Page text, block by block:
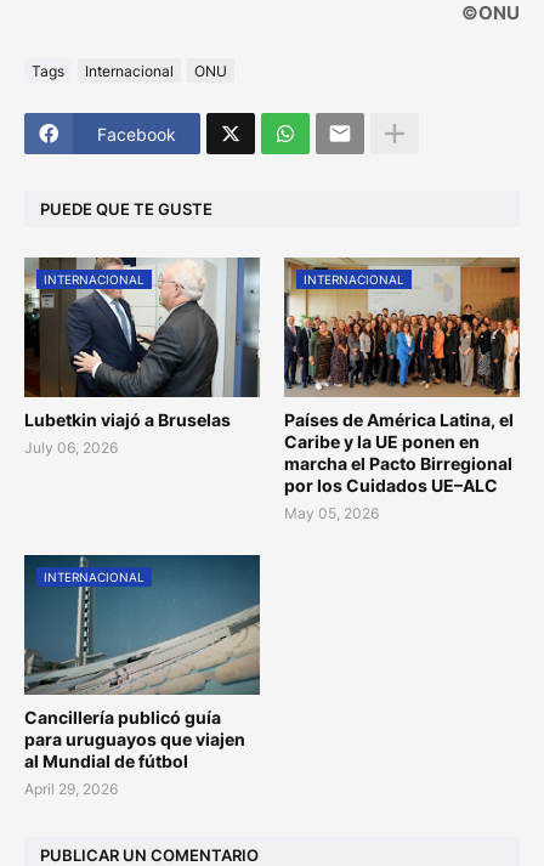
©ONU
Tags Internacional ONU
Facebook
PUEDE QUE TE GUSTE
INTERNACIONAL
Lubetkin viajó a Bruselas
July 06, 2026
INTERNACIONAL
Países de América Latina, el
Caribe y la UE ponen en
marcha el Pacto Birregional
por los Cuidados UE–ALC
May 05, 2026
INTERNACIONAL
Cancillería publicó guía
para uruguayos que viajen
al Mundial de fútbol
April 29, 2026
PUBLICAR UN COMENTARIO